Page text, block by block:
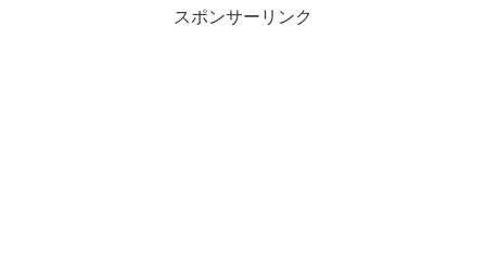
スポンサーリンク